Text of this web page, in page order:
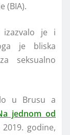
(BIA).
izazvalo je i
je bliska
seksualno
u Brusu a
jednom od
godine,